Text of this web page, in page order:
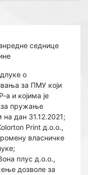
седнице
о
за ПМУ који
а и којима је
за пружање
дан 31.12.2021;
Print д.о.о.,
власничке
плус д.о.о.,
дозволе за